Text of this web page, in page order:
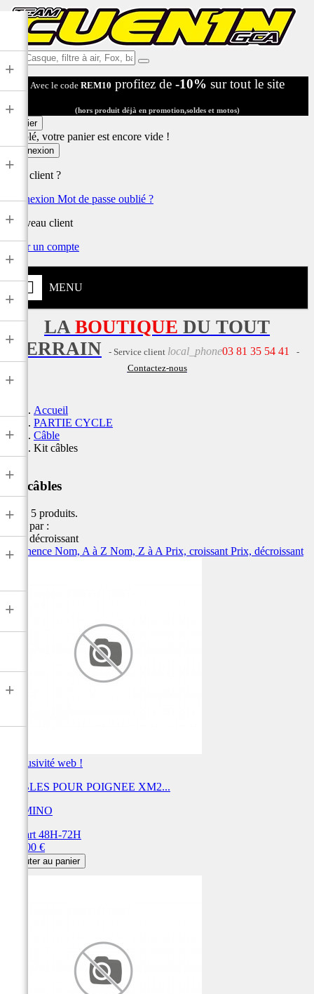
Ex:
Casque,
filtre
air,
Fox,
...
Avec le code REM10 profitez de -10% sur tout le site
(hors produit déjà en promotion,soldes et motos)
Panier
Désolé, votre panier est encore vide !
Connexion
Déjà client ?
Connexion Mot de passe oublié ?
Nouveau client
Créer un compte
MENU
+
+
+
+
+
+
+
+
+
+
+
+
+
+
LA BOUTIQUE DU TOUT
TERRAIN
- Service client local_phone03 81 35 54 41
-
Contactez-nous
Accueil
PARTIE CYCLE
Câble
Kit câbles
Kit câbles
Il y a 5 produits.
Trier par :
Prix, décroissant
Pertinence Nom, A à Z Nom, Z à A Prix, croissant Prix, décroissant
Exclusivité web !
CABLES POUR POIGNEE XM2...
DOMINO
Départ 48H-72H
144,00 €
Ajouter au panier